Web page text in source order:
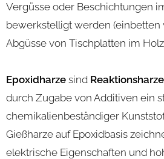
Vergüsse oder Beschichtungen
bewerkstelligt werden (einbetten
Abgüsse von Tischplatten im
Epoxidharze sind Reaktionsharze
durch Zugabe von Additiven ein
chemikalienbeständiger
Gießharze auf Epoxidbasis
elektrische Eigenschaften und